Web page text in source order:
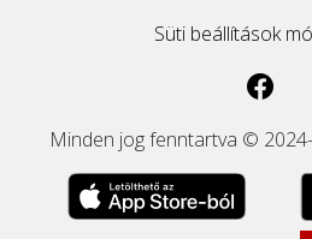
Süti beállítások
Minden jog fenntartva ©